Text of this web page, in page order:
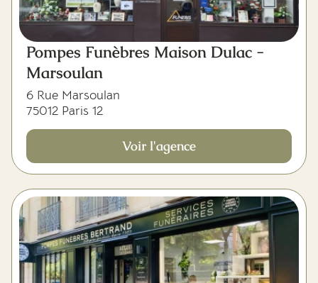
Pompes Funèbres Maison Dulac -
Marsoulan
6 Rue Marsoulan
75012 Paris 12
Voir l'agence